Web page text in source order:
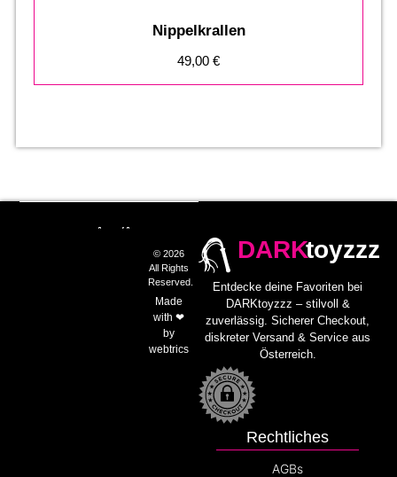
Nippelkrallen
49,00 €
DARKtoyzzz
Entdecke deine Favoriten bei
DARKtoyzzz – stilvoll &
zuverlässig. Sicherer Checkout,
diskreter Versand & Service aus
Österreich.
Rechtliches
AGBs
© 2026
All Rights
Reserved.
Made
with ❤
by
webtrics